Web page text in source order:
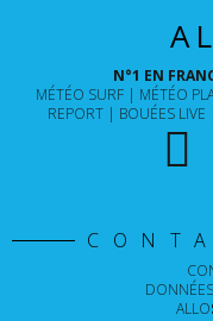
N°1 EN
MÉTÉO SURF
MÉTÉO
REPORT
BOUÉES LIVE
ALLO